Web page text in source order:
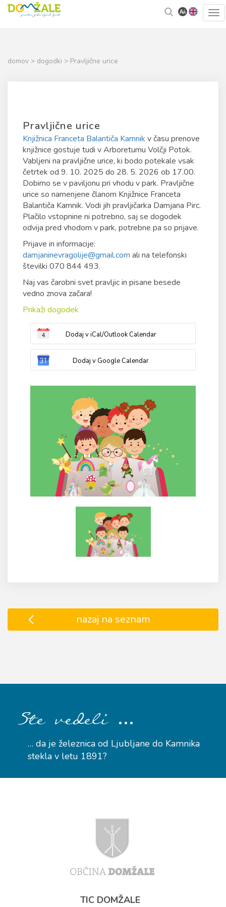
Skoči
na
Kazalo
strani
domov > dogodki > Pravljične urice
Pravljične urice
Knjižnica Franceta Balantiča Kamnik v času prenove
knjižnice gostuje tudi v Arboretumu Volčji Potok.
Vabljeni na pravljične urice, ki bodo potekale vsak
četrtek od 9. 10. 2025 do 28. 5. 2026 ob 17.00.
Dobimo se v paviljonu pri vhodu v park. Pravljične
urice so namenjene članom Knjižnice Franceta
Balantiča Kamnik. Vodi jih pravljičarka Damjana Pirc.
Plačilo vstopnine ni potrebno, saj se dogodek
odvija pred vhodom v park, potrebne pa so prijave.
Prijave in informacije:
damjaninevragolije@gmail.com ali na telefonski
številki 070 844 493.
Naj vas čarobni svet pravljic in pisane besede
vedno znova začara!
Prikaži dogodek
Dodaj v iCal/Outlook Calendar
Dodaj v Google Calendar
nazaj na seznam
Ste vedeli …
… da je železnica od Ljubljane do Kamnika
stekla v letu 1891?
TIC DOMŽALE